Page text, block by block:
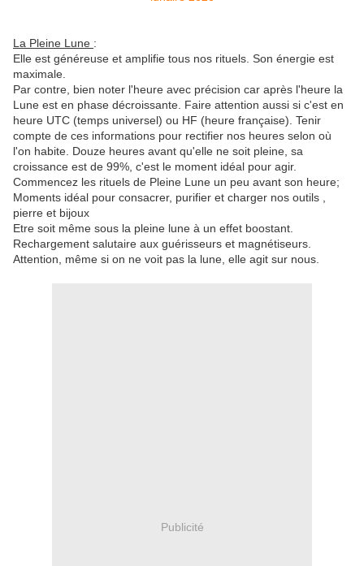
La Pleine Lune :
Elle est généreuse et amplifie tous nos rituels. Son énergie est
maximale.
Par contre, bien noter l'heure avec précision car après l'heure la
Lune est en phase décroissante. Faire attention aussi si c'est en
heure UTC (temps universel) ou HF (heure française). Tenir
compte de ces informations pour rectifier nos heures selon où
l'on habite. Douze heures avant qu'elle ne soit pleine, sa
croissance est de 99%, c'est le moment idéal pour agir.
Commencez les rituels de Pleine Lune un peu avant son heure;
Moments idéal pour consacrer, purifier et charger nos outils ,
pierre et bijoux
Etre soit même sous la pleine lune à un effet boostant.
Rechargement salutaire aux guérisseurs et magnétiseurs.
Attention, même si on ne voit pas la lune, elle agit sur nous.
Publicité